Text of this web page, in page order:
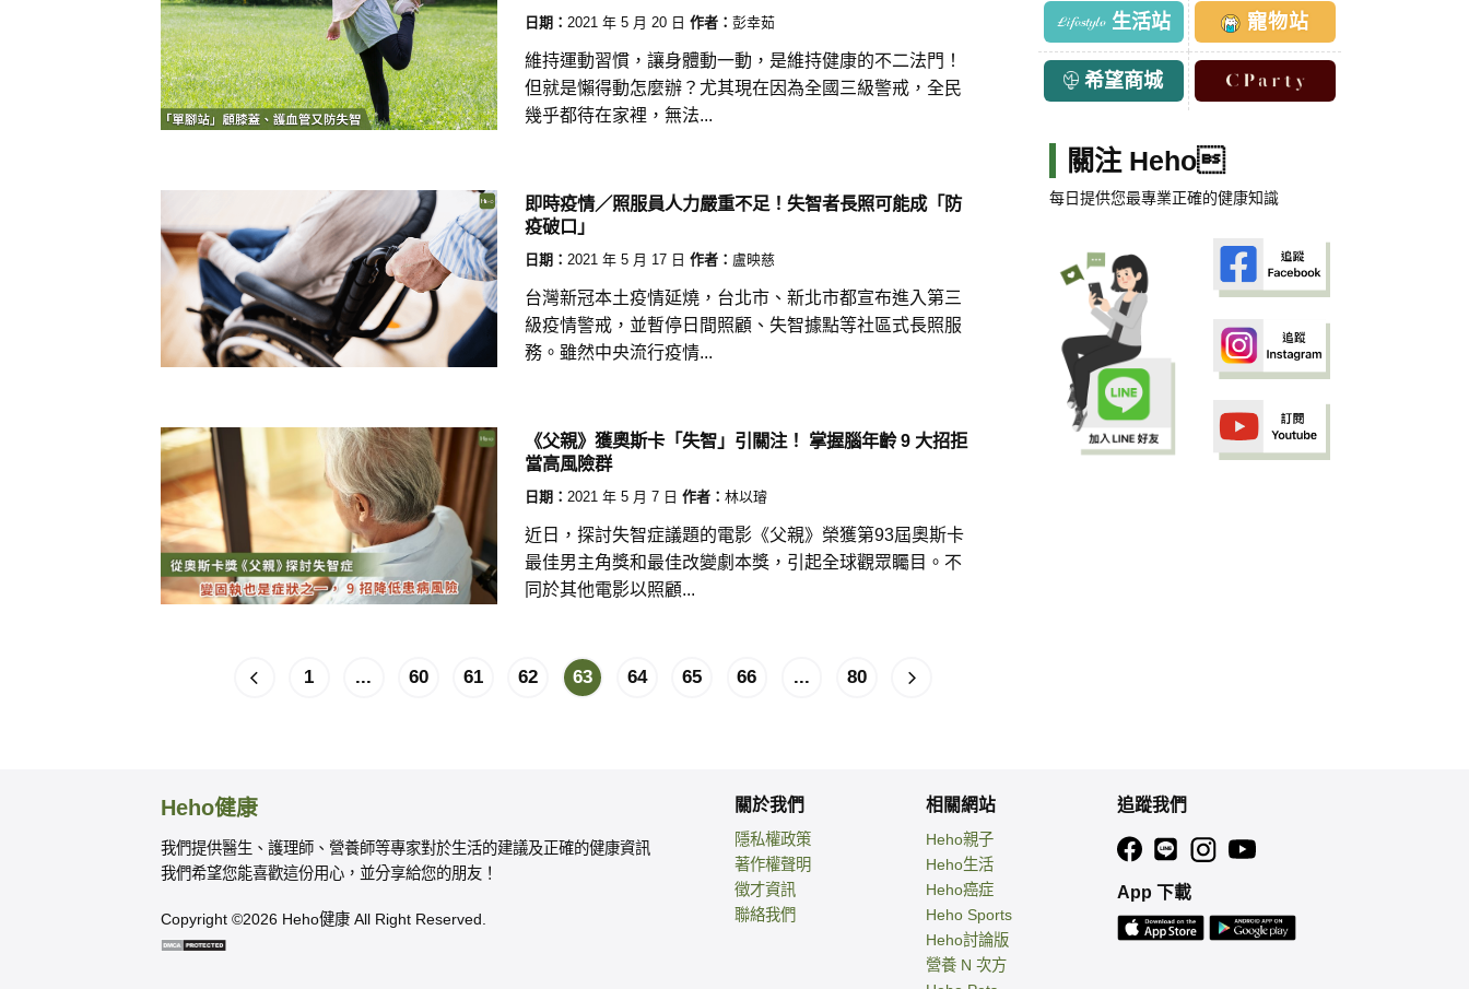
日期： 2021 年 5 月 20 日 作者： 彭幸茹
維持運動習慣，讓身體動一動，是維持健康的不二法門！
但就是懶得動怎麼辦？尤其現在因為全國三級警戒，全民
幾乎都待在家裡，無法...
即時疫情／照服員人力嚴重不足！失智者長照可能成「防
疫破口」
日期： 2021 年 5 月 17 日 作者： 盧映慈
台灣新冠本土疫情延燒，台北市、新北市都宣布進入第三
級疫情警戒，並暫停日間照顧、失智據點等社區式長照服
務。雖然中央流行疫情...
《父親》獲奧斯卡「失智」引關注！ 掌握腦年齡 9 大招拒
當高風險群
日期： 2021 年 5 月 7 日 作者： 林以璿
近日，探討失智症議題的電影《父親》榮獲第93屆奧斯卡
最佳男主角獎和最佳改變劇本獎，引起全球觀眾矚目。不
同於其他電影以照顧...
1 ... 60 61 62 63 64 65 66 ... 80
生活站 寵物站
希望商城
關注 Heho
每日提供您最專業正確的健康知識
Heho健康
我們提供醫生、護理師、營養師等專家對於生活的建議及正確的健康資訊
我們希望您能喜歡這份用心，並分享給您的朋友！
Copyright ©2026 Heho健康 All Right Reserved.
關於我們
隱私權政策
著作權聲明
徵才資訊
聯絡我們
相關網站
Heho親子
Heho生活
Heho癌症
Heho Sports
Heho討論版
營養 N 次方
追蹤我們
App 下載